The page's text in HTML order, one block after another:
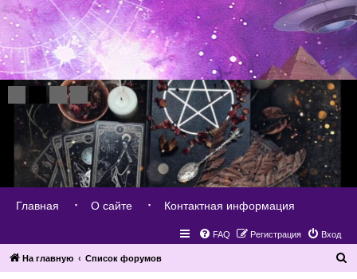
Главная О сайте Контактная информация
Вход
Регистрация
FAQ
На главную Список форумов